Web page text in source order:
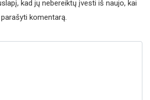
kad jų nebereiktų įvesti iš naujo, kai
komentarą.